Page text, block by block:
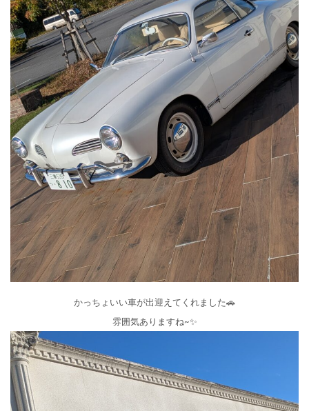
かっちょいい車が出迎えてくれました🚗
雰囲気ありますね~✨